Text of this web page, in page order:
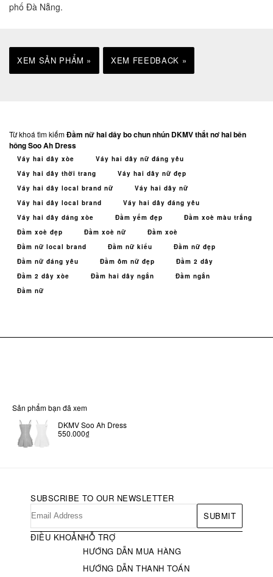
phố Đà Nẵng.
XEM SẢN PHẨM » XEM FEEDBACK »
Từ khoá tìm kiếmĐầm nữ hai dây bo chun nhún DKMV thắt nơ hai bên
hông Soo Ah Dress
Váy hai dây xòe
Váy hai dây nữ đáng yêu
Váy hai dây thời trang
Váy hai dây nữ đẹp
Váy hai dây local brand nữ
Váy hai dây nữ
Váy hai dây local brand
Váy hai dây đáng yêu
Váy hai dây dáng xòe
Đầm yếm đẹp
Đầm xoè màu trắng
Đầm xoè đẹp
Đầm xoè nữ
Đầm xoè
Đầm nữ local brand
Đầm nữ kiểu
Đầm nữ đẹp
Đầm nữ đáng yêu
Đầm ôm nữ đẹp
Đầm 2 dây
Đầm 2 dây xòe
Đầm hai dây ngắn
Đầm ngắn
Đầm nữ
Sản phẩm bạn đã xem
DKMV Soo Ah Dress
550.000₫
SUBSCRIBE TO OUR NEWSLETTER
SUBMIT
ĐIỀU KHOẢNHỖ TRỢ
HƯỚNG DẪN MUA HÀNG
HƯỚNG DẪN THANH TOÁN